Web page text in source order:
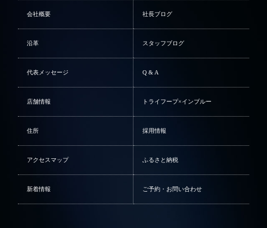
会社概要 社長ブログ
沿革 スタッフブログ
代表メッセージ Q & A
店舗情報 トライフープ×インブルー
住所 採用情報
アクセスマップ ふるさと納税
新着情報 ご予約・お問い合わせ